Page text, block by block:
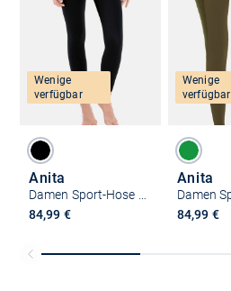
Wenige
verfügbar
Anita
84,99 €
Wenige
verfügbar
Anita
84,99 €